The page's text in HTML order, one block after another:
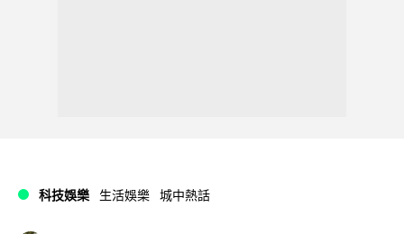
科技娛樂 生活娛樂 城中熱話